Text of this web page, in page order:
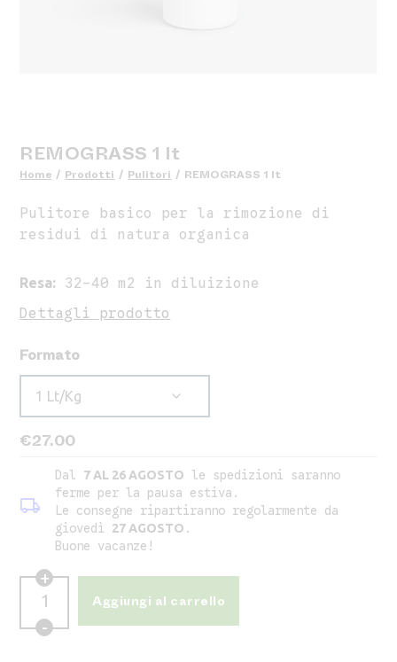
REMOGRASS 1 lt
Home / Prodotti / Pulitori / REMOGRASS 1 lt
Pulitore basico per la rimozione di
residui di natura organica
Resa:
32-40 m2 in diluizione
Dettagli prodotto
Formato
€27.00
local_shipping
Dal 7 AL 26 AGOSTO
le spedizioni saranno
ferme per la pausa estiva.
Le consegne ripartiranno regolarmente da
giovedì 27 AGOSTO .
Buone vacanze!
Aggiungi al carrello